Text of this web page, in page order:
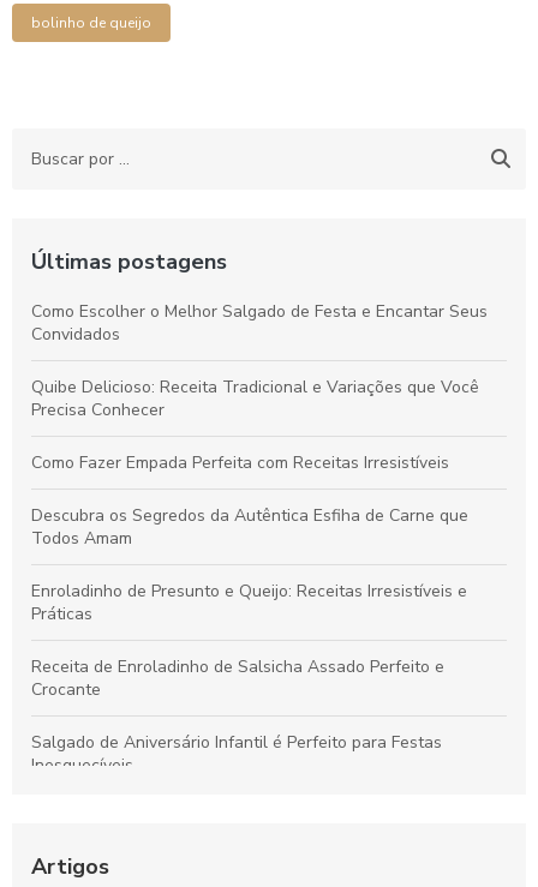
bolinho de queijo
Últimas postagens
Como Escolher o Melhor Salgado de Festa e Encantar Seus
Convidados
Quibe Delicioso: Receita Tradicional e Variações que Você
Precisa Conhecer
Como Fazer Empada Perfeita com Receitas Irresistíveis
Descubra os Segredos da Autêntica Esfiha de Carne que
Todos Amam
Enroladinho de Presunto e Queijo: Receitas Irresistíveis e
Práticas
Receita de Enroladinho de Salsicha Assado Perfeito e
Crocante
Salgado de Aniversário Infantil é Perfeito para Festas
Inesquecíveis
Artigos